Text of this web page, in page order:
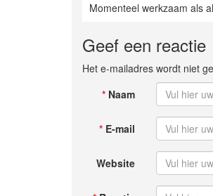
Momenteel werkzaam als
Geef een reactie
Het e-mailadres wordt niet
* Naam
* E-mail
Website